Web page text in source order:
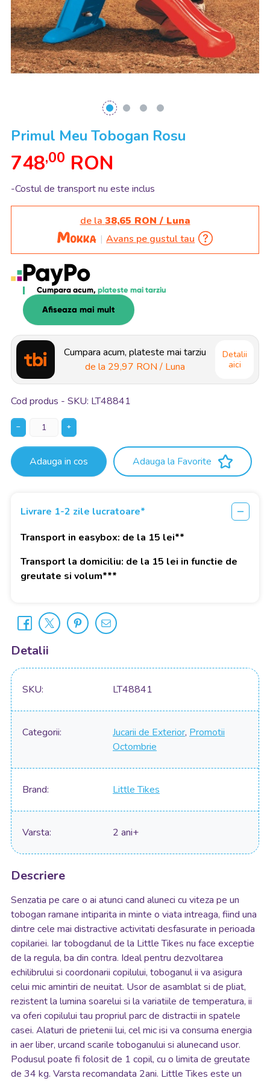
Primul Meu Tobogan Rosu
748,00 RON
-Costul de transport nu este inclus
de la 38,65 RON / Luna
Avans pe gustul tau
Cumpara acum, plateste mai tarziu
Afiseaza mai mult
Cumpara acum, plateste mai tarziu
de la 29,97 RON / Luna
Detalii
aici
Cod produs - SKU LT48841
− +
Adauga in cos Adauga la Favorite
Livrare 1-2 zile lucratoare*
Transport in easybox: de la 15 lei**
Transport la domiciliu: de la 15 lei in functie de
greutate si volum***
Detalii
SKU LT48841
Categorii Jucarii de Exterior, Promotii
Octombrie
Brand Little Tikes
Varsta 2 ani+
Descriere
Senzatia pe care o ai atunci cand aluneci cu viteza pe un
tobogan ramane intiparita in minte o viata intreaga, fiind una
dintre cele mai distractive activitati desfasurate in perioada
copilariei. Iar tobogdanul de la Little Tikes nu face exceptie
de la regula, ba din contra. Ideal pentru dezvoltarea
echilibrului si coordonarii copilului, toboganul ii va asigura
celui mic amintiri de neuitat. Usor de asamblat si de pliat,
rezistent la lumina soarelui si la variatiile de temperatura, ii
va oferi copilului tau propriul parc de distractii in spatele
casei. Alaturi de prietenii lui, cel mic isi va consuma energia
in aer liber, urcand scarile toboganului si alunecand usor.
Podusul poate fi folosit de 1 copil, cu o limita de greutate
de 34 kg. Varsta recomandata 2ani. Little Tikes este un